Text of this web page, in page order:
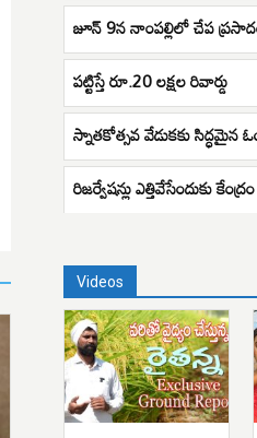
జూన్ 9న నాంపల్లిలో చేప
పట్టిస్తే రూ.20 లక్షల రివార్డు
స్నాతకోత్సవ వేడుకకు సిద్ధమైన
రిజర్వేషన్లు ఎత్తివేసేందుకు
Videos